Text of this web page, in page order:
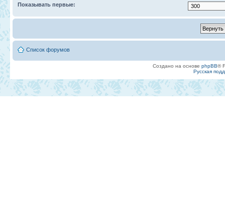
Показывать первые:
Список форумов
Создано на основе phpBB®
Русская